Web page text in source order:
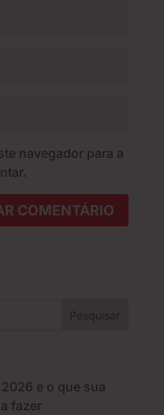
navegador para a
e o que sua
fazer